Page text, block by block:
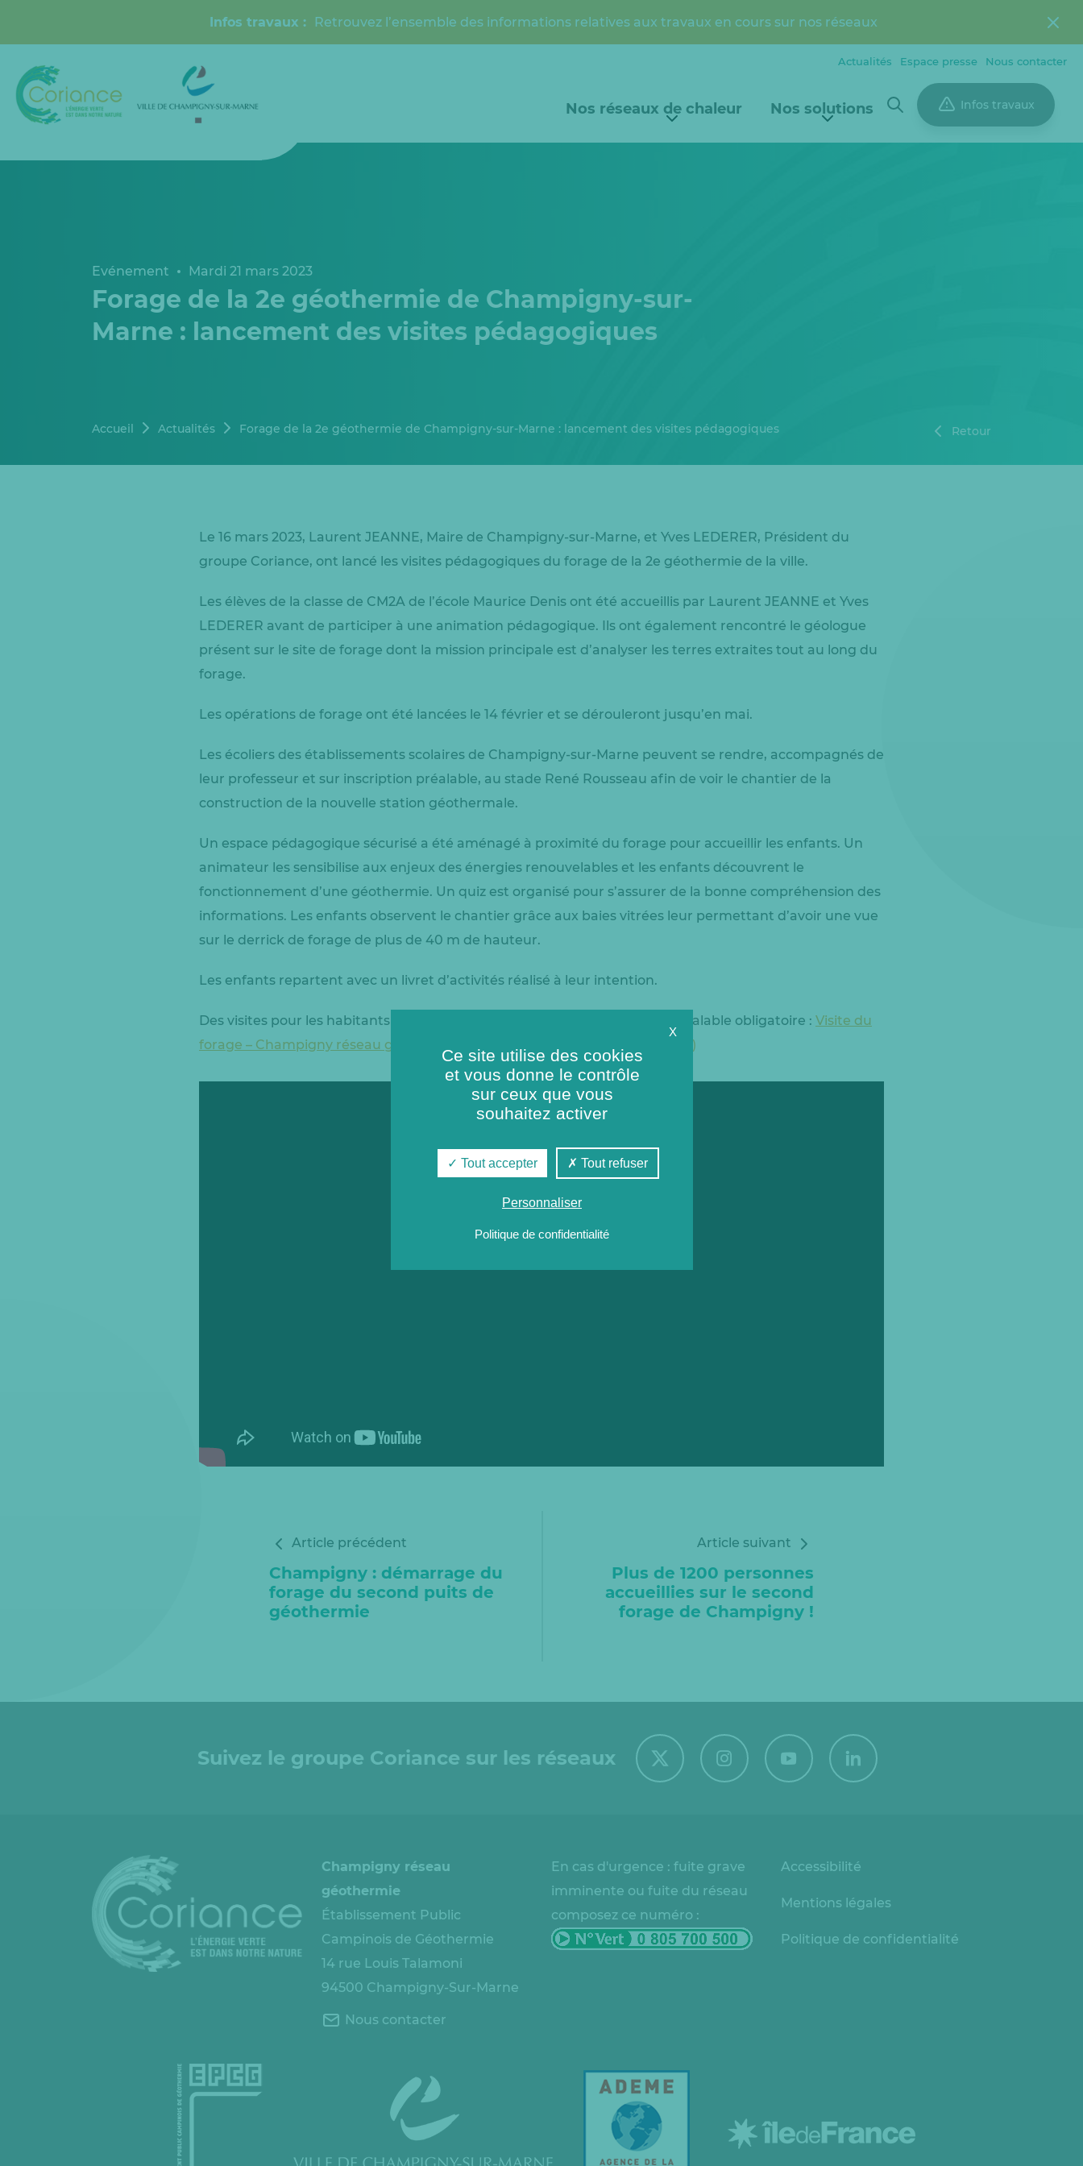
Infos travaux : Retrouvez l’ensemble des informations relatives aux travaux en cours sur nos réseaux
Actualités Espace presse Nous contacter
Nos réseaux de chaleur Nos solutions Infos travaux
Evénement Mardi 21 mars 2023
Forage de la 2e géothermie de Champigny-sur-
Marne : lancement des visites pédagogiques
Accueil Actualités Forage de la 2e géothermie de Champigny-sur-Marne : lancement des visites pédagogiques Retour
Le 16 mars 2023, Laurent JEANNE, Maire de Champigny-sur-Marne, et Yves LEDERER, Président du
groupe Coriance, ont lancé les visites pédagogiques du forage de la 2e géothermie de la ville.
Les élèves de la classe de CM2A de l’école Maurice Denis ont été accueillis par Laurent JEANNE et Yves
LEDERER avant de participer à une animation pédagogique. Ils ont également rencontré le géologue
présent sur le site de forage dont la mission principale est d’analyser les terres extraites tout au long du
forage.
Les opérations de forage ont été lancées le 14 février et se dérouleront jusqu’en mai.
Les écoliers des établissements scolaires de Champigny-sur-Marne peuvent se rendre, accompagnés de
leur professeur et sur inscription préalable, au stade René Rousseau afin de voir le chantier de la
construction de la nouvelle station géothermale.
Un espace pédagogique sécurisé a été aménagé à proximité du forage pour accueillir les enfants. Un
animateur les sensibilise aux enjeux des énergies renouvelables et les enfants découvrent le
fonctionnement d’une géothermie. Un quiz est organisé pour s’assurer de la bonne compréhension des
informations. Les enfants observent le chantier grâce aux baies vitrées leur permettant d’avoir une vue
sur le derrick de forage de plus de 40 m de hauteur.
Les enfants repartent avec un livret d’activités réalisé à leur intention.
Des visites pour les habitants sont également proposées sur inscription préalable obligatoire : Visite du
forage – Champigny réseau géothermie (champigny-reseau-geothermie.fr)
Article précédent
Champigny : démarrage du
forage du second puits de
géothermie
Article suivant
Plus de 1200 personnes
accueillies sur le second
forage de Champigny !
Suivez le groupe Coriance sur les réseaux
Champigny réseau
géothermie
Établissement Public
Campinois de Géothermie
14 rue Louis Talamoni
94500 Champigny-Sur-Marne
Nous contacter
En cas d'urgence : fuite grave
imminente ou fuite du réseau
composez ce numéro :
Accessibilité
Mentions légales
Politique de confidentialité
X
Ce site utilise des cookies
et vous donne le contrôle
sur ceux que vous
souhaitez activer
Tout accepter Tout refuser
Personnaliser
Politique de confidentialité